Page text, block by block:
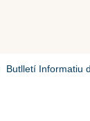
Butlletí Informatiu